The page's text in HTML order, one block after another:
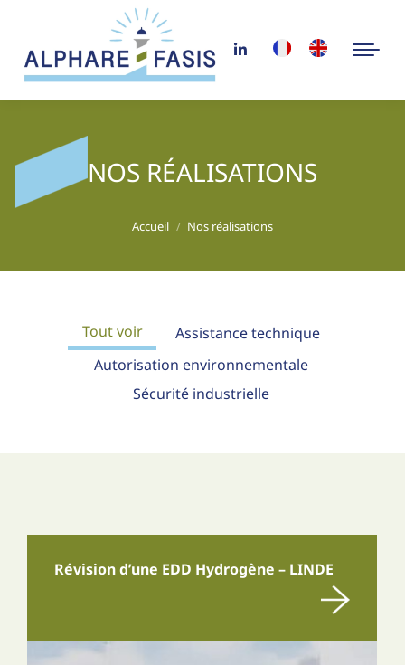
NOS RÉALISATIONS
Vous êtes ici :
Accueil Nos réalisations
Tout voir
Assistance technique
Autorisation environnementale
Sécurité industrielle
Révision d’une EDD Hydrogène – LINDE